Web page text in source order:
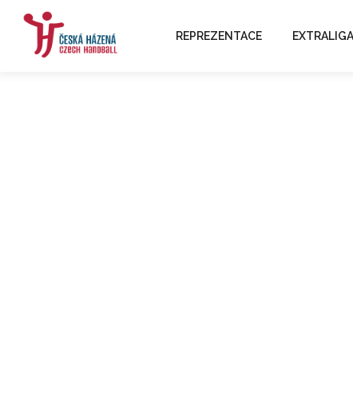
REPREZENTACE EXTRALIGA